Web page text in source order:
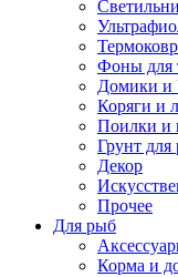
Фоны для
Домики и
Коряги и
Поилки и
Грунт для
Декор
Прочее
Для рыб
Корма и